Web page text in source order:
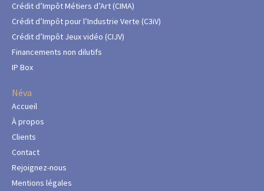
Crédit d’Impôt Métiers d’Art (CIMA)
Crédit d’Impôt pour l’Industrie Verte (C3iV)
Crédit d’Impôt Jeux vidéo (CIJV)
Financements non dilutifs
IP Box
Néva
Accueil
À propos
Clients
Contact
Rejoignez-nous
Mentions légales